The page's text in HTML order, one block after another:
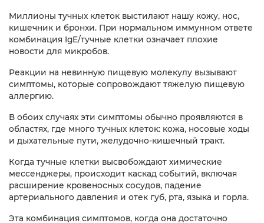
Миллионы тучных клеток выстилают нашу кожу, нос,
кишечник и бронхи. При нормальном иммунном ответе
комбинация IgE/тучные клетки означает плохие
новости для микробов.
Реакции на невинную пищевую молекулу вызывают
симптомы, которые сопровождают тяжелую пищевую
аллергию.
В обоих случаях эти симптомы обычно проявляются в
областях, где много тучных клеток: кожа, носовые ходы
и дыхательные пути, желудочно-кишечный тракт.
Когда тучные клетки высвобождают химические
мессенджеры, происходит каскад событий, включая
расширение кровеносных сосудов, падение
артериального давления и отек губ, рта, языка и горла.
Эта комбинация симптомов, когда она достаточно